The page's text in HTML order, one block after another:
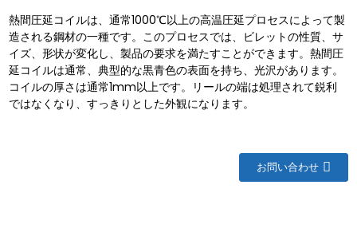
熱間圧延コイルは、通常1000℃以上の高温圧延プロセスによって製
造される鋼材の一種です。このプロセスでは、ビレットの性質、サ
イズ、形状が変化し、製品の要求を満たすことができます。熱間圧
延コイルは通常、典型的な黒青色の表面を持ち、光沢があります。
コイルの厚さは通常1mm以上です。リールの端は処理されて鋭利
ではなくなり、すっきりとした外観になります。
お問い合わせ